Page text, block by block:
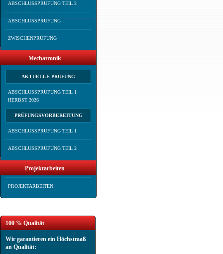
ABSCHLUSSPRÜFUNG TEIL 2
ABSCHLUSSPRÜFUNG
ZWISCHENPRÜFUNG
Mechatronik
AKTUELLE PRÜFUNG
ABSCHLUSSPRÜFUNG TEIL 1
HERBST 2026
PRÜFUNGSVORBEREITUNG
ABSCHLUSSPRÜFUNG TEIL 1
ABSCHLUSSPRÜFUNG TEIL 2
Projektarbeiten
PROJEKTARBEITEN
100 % Qualität
Wir garantieren ein Höchstmaß
an Qualität: